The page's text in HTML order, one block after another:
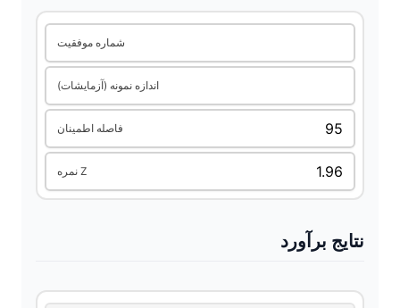
V
i
شماره موفقیت
اندازه نمونه (آزمایشات)
فاصله اطمینان
نمره Z
نتایج برآورد